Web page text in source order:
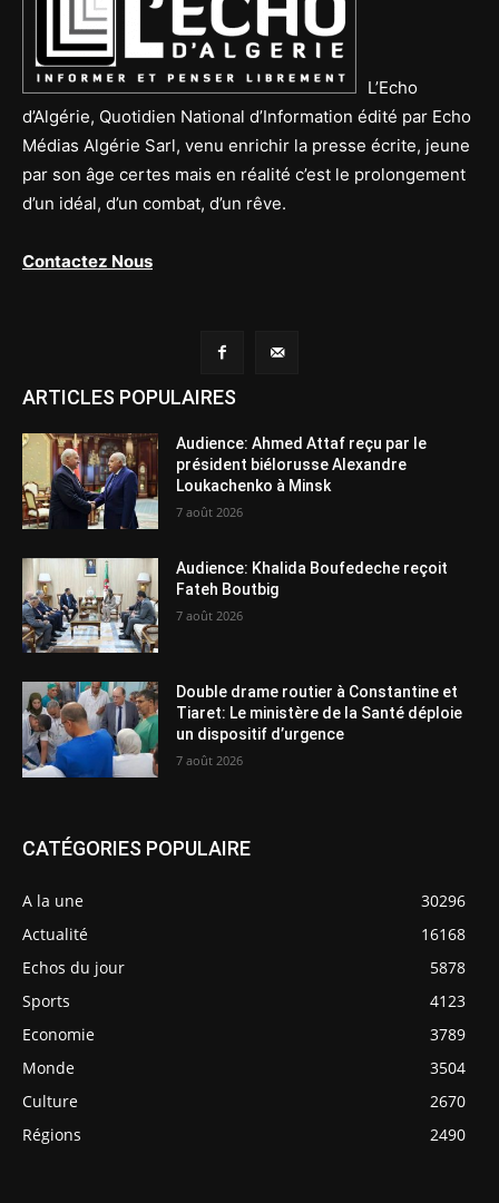
L’Echo
d’Algérie, Quotidien National d’Information édité par Echo
Médias Algérie Sarl, venu enrichir la presse écrite, jeune
par son âge certes mais en réalité c’est le prolongement
d’un idéal, d’un combat, d’un rêve.
Contactez Nous
ARTICLES POPULAIRES
Audience: Ahmed Attaf reçu par le
président biélorusse Alexandre
Loukachenko à Minsk
7 août 2026
Audience: Khalida Boufedeche reçoit
Fateh Boutbig
7 août 2026
Double drame routier à Constantine et
Tiaret: Le ministère de la Santé déploie
un dispositif d’urgence
7 août 2026
CATÉGORIES POPULAIRE
A la une
30296
Actualité
16168
Echos du jour
5878
Sports
4123
Economie
3789
Monde
3504
Culture
2670
Régions
2490